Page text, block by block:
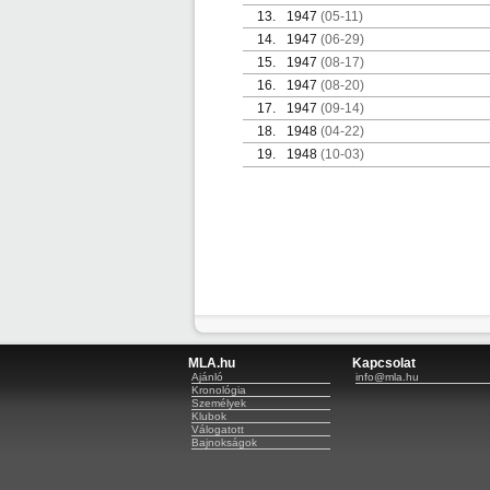
13.
1947 (05-11)
14.
1947 (06-29)
15.
1947 (08-17)
16.
1947 (08-20)
17.
1947 (09-14)
18.
1948 (04-22)
19.
1948 (10-03)
MLA.hu
Ajánló
Kronológia
Személyek
Klubok
Válogatott
Bajnokságok
Kapcsolat
info@mla.hu